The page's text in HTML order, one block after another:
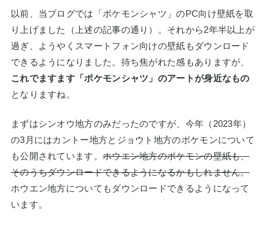
以前、当ブログでは「ポケモンシャツ」のPC向け壁紙を取
り上げました（上述の記事の通り）。それから2年半以上が
過ぎ、ようやくスマートフォン向けの壁紙もダウンロード
できるようになりました。待ち焦がれた感もありますが、
これでますます「ポケモンシャツ」のアートが身近なもの
となりますね。
まずはシンオウ地方のみだったのですが、今年（2023年）
の3月にはカントー地方とジョウト地方のポケモンについて
も公開されています。 ホウエン地方のポケモンの壁紙も、
そのうちダウンロードできるようになるかもしれません。
ホウエン地方についてもダウンロードできるようになって
います。